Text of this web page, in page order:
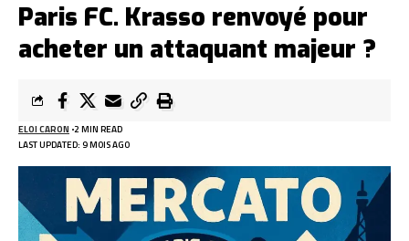
Paris FC. Krasso renvoyé pour
acheter un attaquant majeur ?
LAST UPDATED: 9 MOIS AGO
ELOI CARON 2 MIN READ